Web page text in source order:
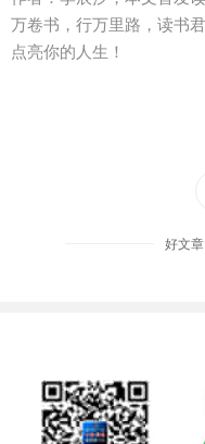
万卷书，行万里路，读书
点亮你的人生！
好文